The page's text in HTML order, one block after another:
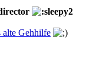
alte Gehhilfe